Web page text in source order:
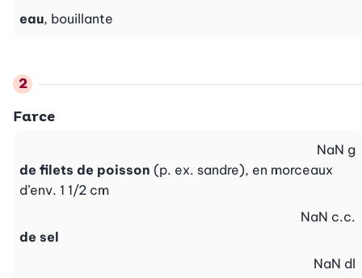
eau, bouillante
Farce
de filets de poisson (p. ex. sandre), en morceaux
d’env. 1 1/2 cm
NaN g
de sel
NaN c.c.
NaN dl